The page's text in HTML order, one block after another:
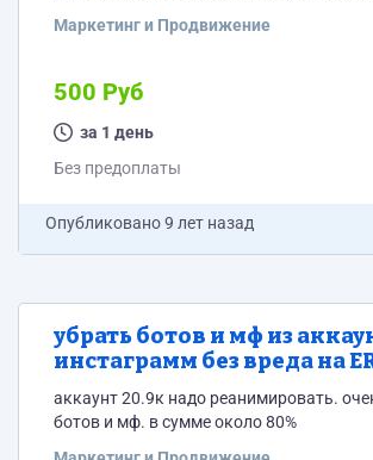
Маркетинг и Продвижение
500 Руб
за 1 день
Без предоплаты
Опубликовано9 лет назад
убрать ботов и мф из
инстаграмм без вреда на
аккаунт 20.9к надо реанимировать.
ботов и мф. в сумме около 80%